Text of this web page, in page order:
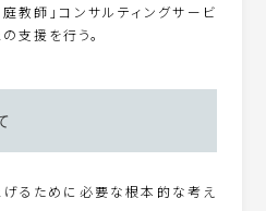
教師」コンサルティングサービ
支援を行う。
げるために必要な根本的な考え